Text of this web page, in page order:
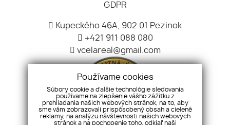
GDPR
Kupeckého 46A, 902 01 Pezinok
+421 911 088 080
vcelareal@gmail.com
Používame cookies
Súbory cookie a ďalšie technológie sledovania
používame na zlepšenie vášho zážitku z
prehliadania našich webových stránok, na to, aby
sme vám zobrazovali prispôsobený obsah a cielené
reklamy, na analýzu návštevnosti našich webových
stránok a na pochopenie toho, odkiaľ naši